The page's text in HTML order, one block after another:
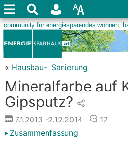
« Hausbau-, Sanierung
Mineralfarbe auf
Gipsputz?
7.1.2013 -2.12.2014
17
Zusammenfassung